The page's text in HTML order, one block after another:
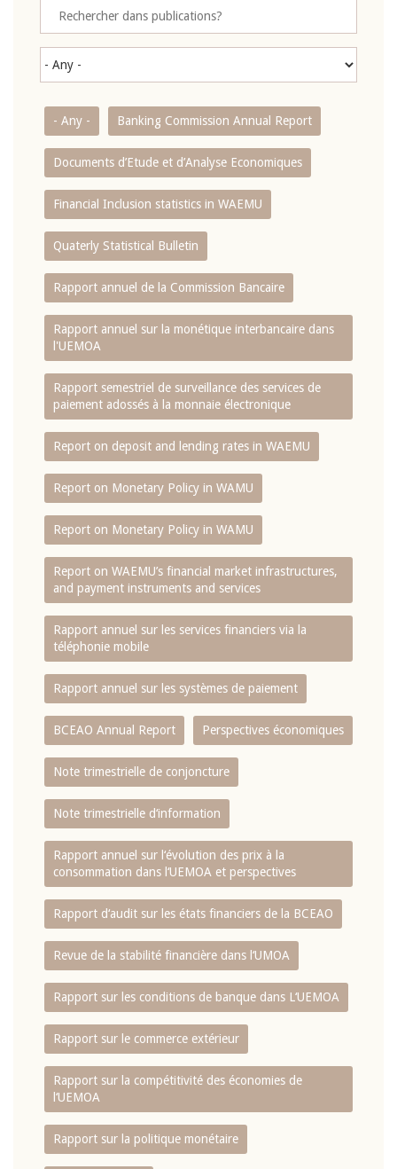
- Any - Banking Commission Annual Report
Documents d’Etude et d’Analyse Economiques
Financial Inclusion statistics in WAEMU
Quaterly Statistical Bulletin
Rapport annuel de la Commission Bancaire
Rapport annuel sur la monétique interbancaire dans
l'UEMOA
Rapport semestriel de surveillance des services de
paiement adossés à la monnaie électronique
Report on deposit and lending rates in WAEMU
Report on Monetary Policy in WAMU
Report on Monetary Policy in WAMU
Report on WAEMU’s financial market infrastructures,
and payment instruments and services
Rapport annuel sur les services financiers via la
téléphonie mobile
Rapport annuel sur les systèmes de paiement
BCEAO Annual Report Perspectives économiques
Note trimestrielle de conjoncture
Note trimestrielle d‘information
Rapport annuel sur l‘évolution des prix à la
consommation dans l‘UEMOA et perspectives
Rapport d‘audit sur les états financiers de la BCEAO
Revue de la stabilité financière dans l‘UMOA
Rapport sur les conditions de banque dans L‘UEMOA
Rapport sur le commerce extérieur
Rapport sur la compétitivité des économies de
l‘UEMOA
Rapport sur la politique monétaire